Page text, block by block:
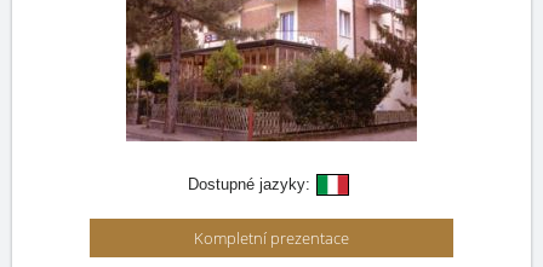
Dostupné jazyky:
Kompletní prezentace